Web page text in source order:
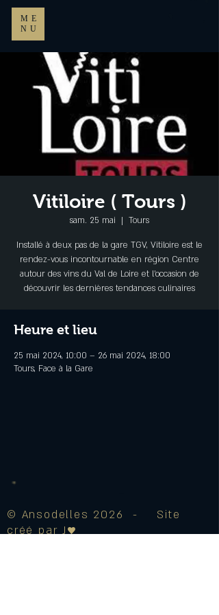
ME
NU
Vitiloire ( Tours )
sam. 25 mai
  |
Tours
Installé à deux pas de la gare TGV, Vitiloire est le
rendez-vous incontournable en région Centre
autour des vins du Val de Loire et l'occasion de
découvrir les dernières tendances culinaires
Heure et lieu
25 mai 2024, 10:00 – 26 mai 2024, 18:00
Tours, Face à la Gare
© Ansodelles 2026 - Site
créé par J♥